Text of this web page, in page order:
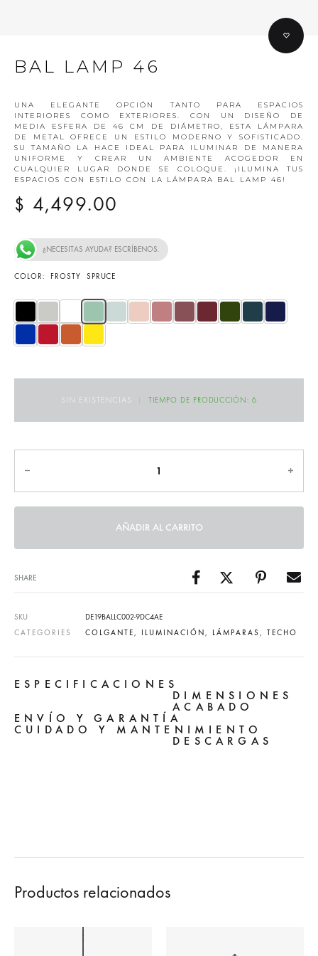
BAL LAMP 46
UNA ELEGANTE OPCIÓN TANTO PARA ESPACIOS
INTERIORES COMO EXTERIORES. CON UN DISEÑO DE
MEDIA ESFERA DE 46 CM DE DIÁMETRO, ESTA LÁMPARA
DE METAL OFRECE UN ESTILO MODERNO Y SOFISTICADO.
SU TAMAÑO LA HACE IDEAL PARA ILUMINAR DE MANERA
UNIFORME Y CREAR UN AMBIENTE ACOGEDOR EN
CUALQUIER LUGAR DONDE SE COLOQUE. ¡ILUMINA TUS
ESPACIOS CON ESTILO CON LA LÁMPARA BAL LAMP 46!
$ 4,499.00
¿NECESITAS AYUDA? ESCRÍBENOS.
COLOR FROSTY SPRUCE
SIN EXISTENCIAS TIEMPO DE PRODUCCIÓN: 6
AÑADIR AL CARRITO
SHARE
SKU
DE19BALLC002-9DC4AE
CATEGORIES
COLGANTE , ILUMINACIÓN , LÁMPARAS , TECHO
ESPECIFICACIONES
DIMENSIONES
ACABADO
ENVÍO Y GARANTÍA
CUIDADO Y MANTENIMIENTO
DESCARGAS
Productos relacionados